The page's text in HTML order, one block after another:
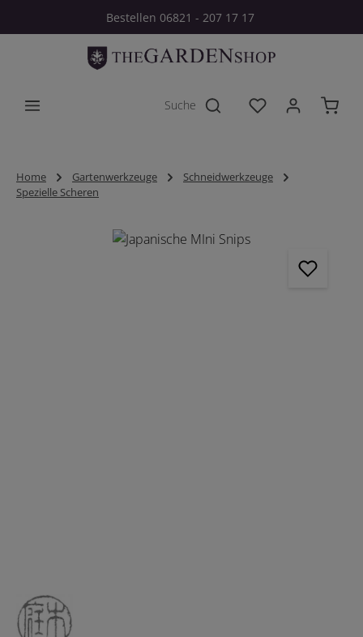
Zum Hauptinhalt springenBestellen 06821 - 207 17 17
Du hast 0
Home Gartenwerkzeuge
Schneidwerkzeuge
Spezielle Scheren
Bildergalerie überspringen